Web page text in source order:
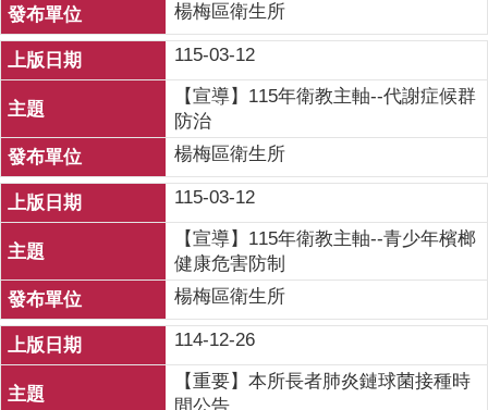
楊梅區衛生所
115-03-12
【宣導】115年衛教主軸--代謝症候群
防治
楊梅區衛生所
115-03-12
【宣導】115年衛教主軸--青少年檳榔
健康危害防制
楊梅區衛生所
114-12-26
【重要】本所長者肺炎鏈球菌接種時